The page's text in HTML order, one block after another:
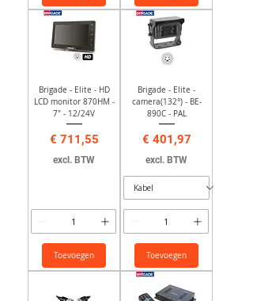
Brigade - Elite - HD
LCD monitor 870HM -
7" - 12/24V
Prijs
€ 711,55
excl. BTW
Toevoegen
Brigade - Elite -
camera(132°) - BE-
890C - PAL
Prijs
€ 401,97
excl. BTW
Toevoegen